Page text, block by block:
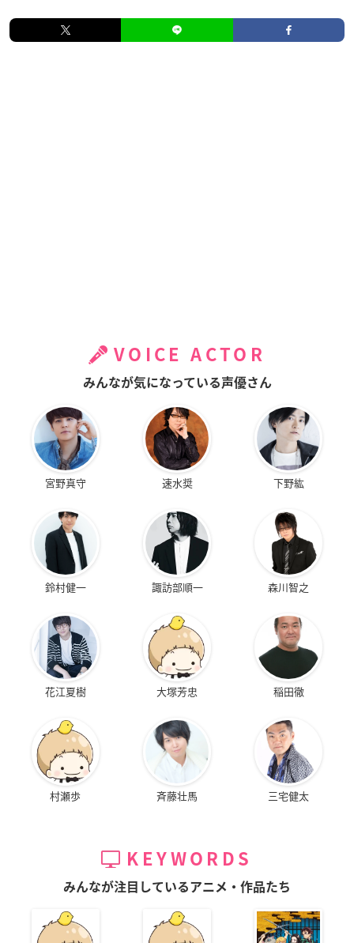
VOICE ACTOR
みんなが気になっている声優さん
宮野真守 速水奨 下野紘
鈴村健一 諏訪部順一 森川智之
花江夏樹 大塚芳忠 稲田徹
村瀬歩 斉藤壮馬 三宅健太
KEYWORDS
みんなが注目しているアニメ・作品たち